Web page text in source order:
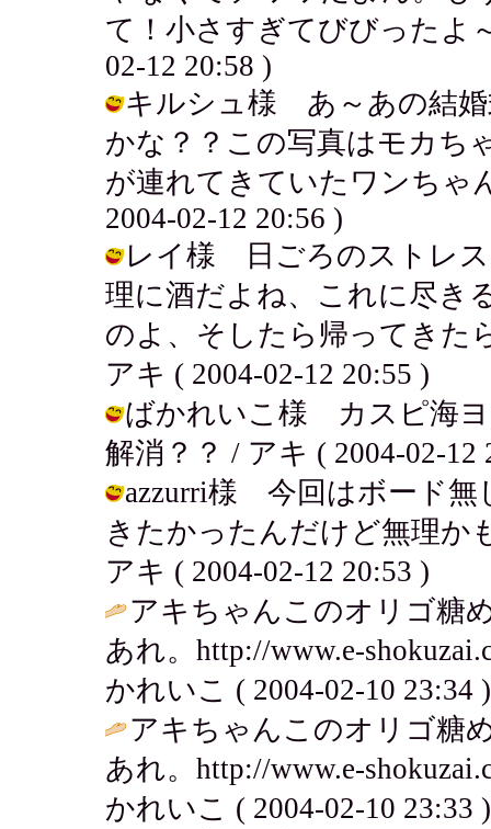
て！小さすぎてびびったよ
02-12 20:58 )
キルシュ様 あ～あの結婚
かな？？この写真はモカち
が連れてきていたワンちゃ
2004-02-12 20:56 )
レイ様 日ごろのストレス
理に酒だよね、これに尽き
のよ、そしたら帰ってきた
アキ ( 2004-02-12 20:55 )
ばかれいこ様 カスピ海ヨ
解消？？ / アキ ( 2004-02-12
azzurri様 今回はボード無
きたかったんだけど無理か
アキ ( 2004-02-12 20:53 )
アキちゃんこのオリゴ糖
あれ。http://www.e-
かれいこ ( 2004-02-10 23:34 )
アキちゃんこのオリゴ糖
あれ。http://www.e-
かれいこ ( 2004-02-10 23:33 )